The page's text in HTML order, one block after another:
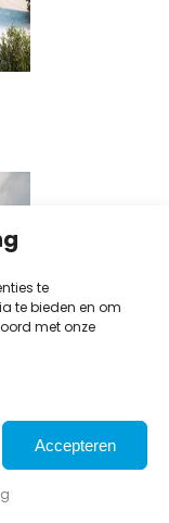
te
te bieden en om
met onze
Accepteren